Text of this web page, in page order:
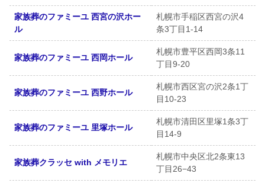
家族葬のファミーユ 西宮の沢ホー
ル
札幌市手稲区西宮の沢4
条3丁目1-14
家族葬のファミーユ 西岡ホール
札幌市豊平区西岡3条11
丁目9-20
家族葬のファミーユ 西野ホール
札幌市西区宮の沢2条1丁
目10-23
家族葬のファミーユ 里塚ホール
札幌市清田区里塚1条3丁
目14-9
家族葬クラッセ with メモリエ
札幌市中央区北2条東13
丁目26−43